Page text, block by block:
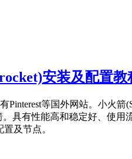
安装及配置教
Pinterest等国外网站。小
具有性能高和稳定好、使
及节点。